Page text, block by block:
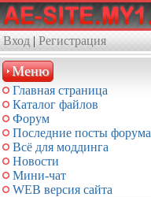
Вход | Регистрация
Меню
Главная страница
Каталог файлов
Форум
Последние посты форума
Всё для моддинга
Новости
Мини-чат
WEB версия сайта